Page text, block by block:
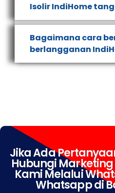
Isolir IndiHome
Bagaimana cara
berlangganan
Jika Ada
Hubungi
Kami Melalui
Whatsapp di